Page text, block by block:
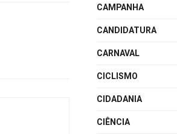
CAMPANHA
CANDIDATURA
CARNAVAL
CICLISMO
CIDADANIA
CIÊNCIA